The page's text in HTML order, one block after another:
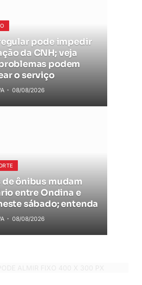
pode impedir
da CNH; veja
podem
o serviço
08/08/2026
de ônibus mudam
entre Ondina e
sábado; entenda
08/08/2026